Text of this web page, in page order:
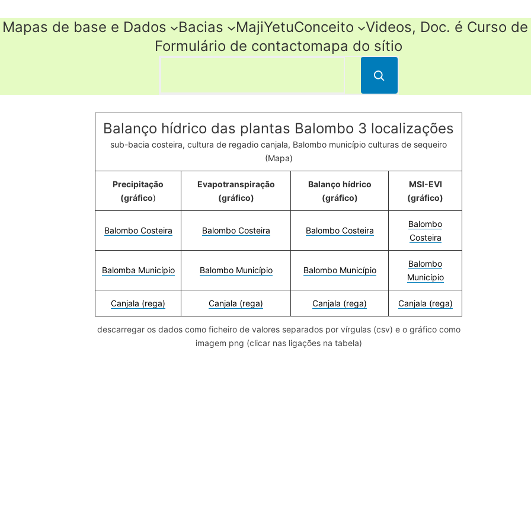
toMapas de base e Dados Bacias MajiYetuConceito
Videos, Doc. é Curso de
Formulário de contactomapa do sítio
Balanço hídrico das plantas Balombo 3 localizações
sub-bacia costeira, cultura de regadio canjala, Balombo município culturas de sequeiro
(Mapa)
Precipitação
(gráfico)
Evapotranspiração
(gráfico)
Balanço hídrico
(gráfico)
MSI-EVI
(gráfico)
Balombo Costeira Balombo Costeira Balombo Costeira
Balombo
Costeira
Balomba Município Balombo Município Balombo Município
Balombo
Município
Canjala (rega) Canjala (rega) Canjala (rega) Canjala (rega)
descarregar os dados como ficheiro de valores separados por vírgulas (csv) e o gráfico como
imagem png (clicar nas ligações na tabela)